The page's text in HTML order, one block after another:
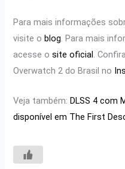
Para mais informações
visite oblog. Para mais
acesse osite oficial.
Overwatch 2 do Brasil no
Veja também: DLSS 4 com
disponível em The First